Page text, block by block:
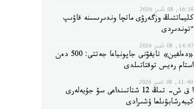
16:18, 08 تامىز 2026
كليماتتىڭ وزگەرۋى ماتچا وندىرىسىنە قاۋىپ
ءتوندىردى
14:07, 08 تامىز 2026
«دەلفين» تايفۋنى جاپونياعا جەتتى: 500 دەن
استام رەيس توقتاتىلدى
11:40, 08 تامىز 2026
ا ق ش- تىڭ 12 شتاتىنداعى سۋ جۇيەلەرى
كيبەرشابۋىلعا ۇشىرادى